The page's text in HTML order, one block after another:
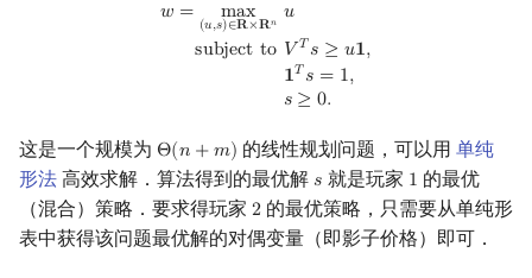
𝑤 = max
(𝑢,𝑠)∈𝐑×𝐑𝑛 𝑢
subject to 𝑉 𝑇𝑠 ≥ 𝑢𝟏,
𝟏𝑇𝑠 = 1,
𝑠 ≥ 0.
)∈ R× R nusubject to
这是一个规模为 Θ(𝑛 +𝑚)
Θ(n+ m ) 的线性规划问题，可以用单纯
形法 高效求解．算法得到的最优解 𝑠
s 就是玩家 1
1 的最优
（混合）策略．要求得玩家 2
2 的最优策略，只需要从单纯形
表中获得该问题最优解的对偶变量（即影子价格）即可．